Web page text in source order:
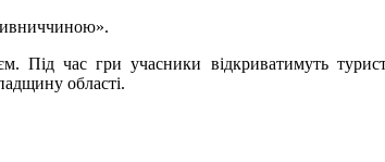
Під час гри учасники відкриватимуть
області.